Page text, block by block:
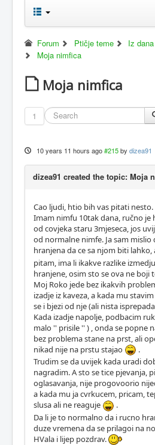
Forum Ptičje teme
Iz
Moja nimfica
Moja nimfica
1
10 years 11 hours ago #215 by dizea91
dizea91 created the topic: Moja
Cao ljudi, htio bih vas pitati nesto.
Imam nimfu 10tak dana, ručno je
od covjeka staru 3mjeseca, jos
od normalne nimfe. Ja sam mislio
hranjena da ce sa njom biti lahko,
pitam, ima li ikakve razlike
hranjene, osim sto se ova ne boji
Moj Roko jede bez ikakvih
izadje iz kaveza, a kada mu
se i bjezi od nje (ali nista
Kada izadje napolje, podbacim
malo '' prisile '' ) , onda se popne
bez problema stane na prst, ali
nikad nije na prstu stajao
.
Trudim se da uvijek kada uradi
nagradim. A sto se tice pjevanja,
oglasavanja, nije progovoorio
a kada mu ja cvrkucem, pricam,
slusa ali ne reaguje
.
Da li je to normalno da i rucno
duze vremena da se prilagoi na
HVala i lijep pozdrav.